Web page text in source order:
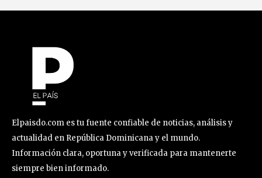
Elpaisdo.com es tu fuente confiable de noticias, análisis y
actualidad en República Dominicana y el mundo.
Información clara, oportuna y verificada para mantenerte
siempre bien informado.